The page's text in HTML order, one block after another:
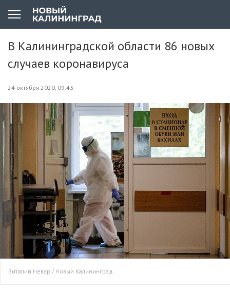
В Калининградской области 86 новых
случаев коронавируса
24 октября 2020, 09:43
Виталий Невар / Новый Калининград